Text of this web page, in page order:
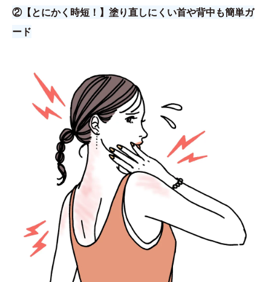
②【とにかく時短！】塗り直しにくい首や背中も簡単ガ
ード